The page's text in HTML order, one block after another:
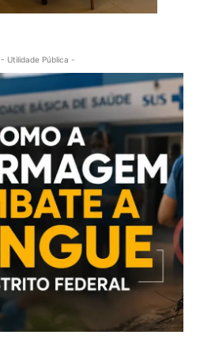
- Utilidade Pública -